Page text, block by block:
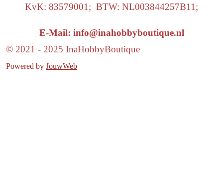
KvK: 83579001; BTW: NL003844257B11;
E-Mail: info@inahobbyboutique.nl
© 2021 - 2025 InaHobbyBoutique
Powered by JouwWeb